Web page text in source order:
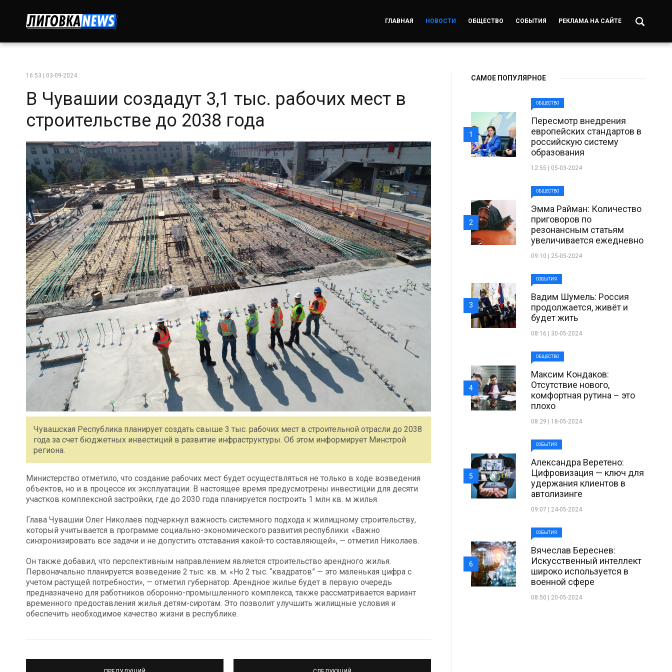
ГЛАВНАЯ НОВОСТИ ОБЩЕСТВО СОБЫТИЯ РЕКЛАМА НА САЙТЕ
16:53 | 03-09-2024
В Чувашии создадут 3,1 тыс. рабочих мест в
строительстве до 2038 года
Чувашская Республика планирует создать свыше 3 тыс. рабочих мест в строительной отрасли до 2038
года за счет бюджетных инвестиций в развитие инфраструктуры. Об этом информирует Минстрой
региона.
Министерство отметило, что создание рабочих мест будет осуществляться не только в ходе возведения
объектов, но и в процессе их эксплуатации. В настоящее время предусмотрены инвестиции для десяти
участков комплексной застройки, где до 2030 года планируется построить 1 млн кв. м жилья.
Глава Чувашии Олег Николаев подчеркнул важность системного подхода к жилищному строительству,
который учитывается в программе социально-экономического развития республики. «Важно
синхронизировать все задачи и не допустить отставания какой-то составляющей», — отметил Николаев.
Он также добавил, что перспективным направлением является строительство арендного жилья.
Первоначально планируется возведение 2 тыс. кв. м. «Но 2 тыс. “квадратов” — это маленькая цифра с
учетом растущей потребности», — отметил губернатор. Арендное жилье будет в первую очередь
предназначено для работников оборонно-промышленного комплекса, также рассматривается вариант
временного предоставления жилья детям-сиротам. Это позволит улучшить жилищные условия и
обеспечить необходимое качество жизни в республике.
САМОЕ ПОПУЛЯРНОЕ
ОБЩЕСТВО
Пересмотр внедрения
европейских стандартов в
российскую систему
образования
12:55 | 05-03-2024
1
ОБЩЕСТВО
Эмма Райман: Количество
приговоров по
резонансным статьям
увеличивается ежедневно
09:10 | 25-05-2024
2
СОБЫТИЯ
Вадим Шумель: Россия
продолжается, живёт и
будет жить
08:16 | 30-05-2024
3
ОБЩЕСТВО
Максим Кондаков:
Отсутствие нового,
комфортная рутина – это
плохо
08:29 | 18-05-2024
4
СОБЫТИЯ
Александра Веретено:
Цифровизация — ключ для
удержания клиентов в
автолизинге
09:07 | 24-05-2024
5
СОБЫТИЯ
Вячеслав Береснев:
Искусственный интеллект
широко используется в
военной сфере
08:50 | 20-05-2024
6